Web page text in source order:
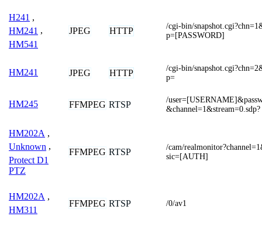
H241 ,
HM241 ,
HM541
JPEG HTTP
/cgi-bin/
p=[PASSWORD]
HM241 JPEG HTTP
/cgi-bin/
p=
HM245 FFMPEG RTSP
/
&channel=1&stream=0.sdp?
HM202A ,
Unknown ,
Protect D1
PTZ
FFMPEG RTSP
/cam/
sic=[AUTH]
HM202A ,
HM311
FFMPEG RTSP /0/av1